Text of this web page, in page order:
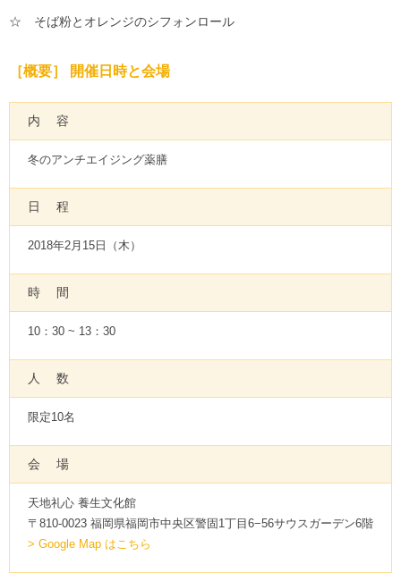
☆ そば粉とオレンジのシフォンロール
［概要］ 開催日時と会場
内 容
冬のアンチエイジング薬膳
日 程
2018年2月15日（木）
時 間
10：30 ~ 13：30
人 数
限定10名
会 場
天地礼心 養生文化館
〒810-0023 福岡県福岡市中央区警固1丁目6−56サウスガーデン6階
> Google Map はこちら